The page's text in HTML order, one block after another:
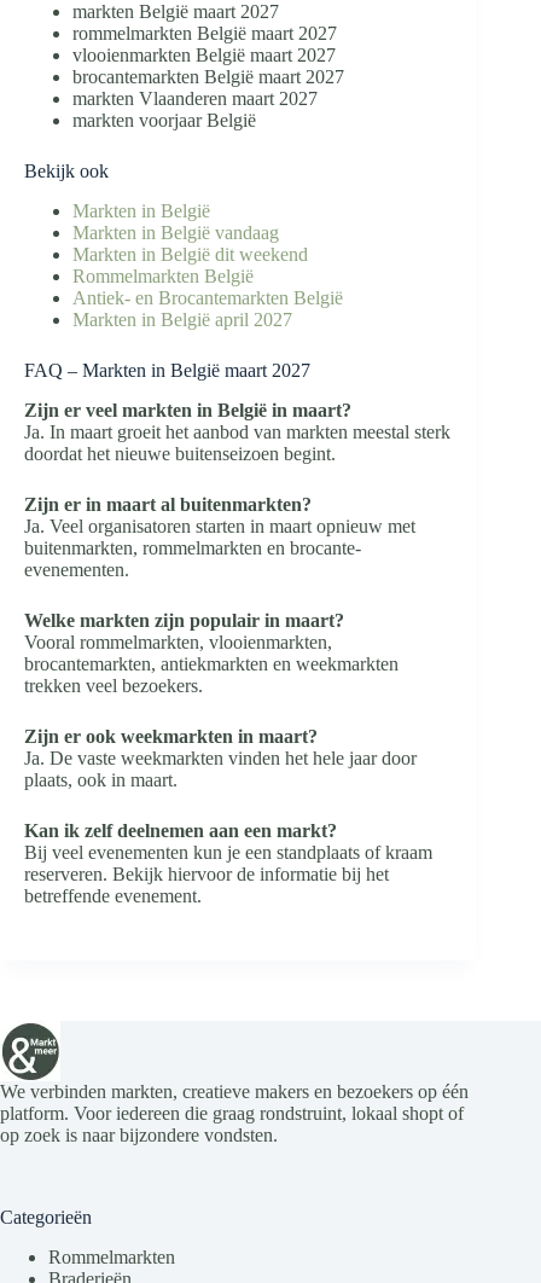
markten België maart 2027
rommelmarkten België maart 2027
vlooienmarkten België maart 2027
brocantemarkten België maart 2027
markten Vlaanderen maart 2027
markten voorjaar België
Bekijk ook
Markten in België
Markten in België vandaag
Markten in België dit weekend
Rommelmarkten België
Antiek- en Brocantemarkten België
Markten in België april 2027
FAQ – Markten in België maart 2027
Zijn er veel markten in België in maart?
Ja. In maart groeit het aanbod van markten meestal sterk
doordat het nieuwe buitenseizoen begint.
Zijn er in maart al buitenmarkten?
Ja. Veel organisatoren starten in maart opnieuw met
buitenmarkten, rommelmarkten en brocante-
evenementen.
Welke markten zijn populair in maart?
Vooral rommelmarkten, vlooienmarkten,
brocantemarkten, antiekmarkten en weekmarkten
trekken veel bezoekers.
Zijn er ook weekmarkten in maart?
Ja. De vaste weekmarkten vinden het hele jaar door
plaats, ook in maart.
Kan ik zelf deelnemen aan een markt?
Bij veel evenementen kun je een standplaats of kraam
reserveren. Bekijk hiervoor de informatie bij het
betreffende evenement.
We verbinden markten, creatieve makers en bezoekers op één
platform. Voor iedereen die graag rondstruint, lokaal shopt of
op zoek is naar bijzondere vondsten.
Categorieën
Rommelmarkten
Braderieën